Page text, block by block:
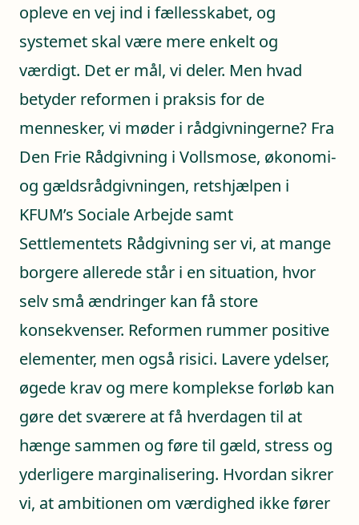
opleve en vej ind i fællesskabet, og
systemet skal være mere enkelt og
værdigt. Det er mål, vi deler. Men hvad
betyder reformen i praksis for de
mennesker, vi møder i rådgivningerne? Fra
Den Frie Rådgivning i Vollsmose, økonomi-
og gældsrådgivningen, retshjælpen i
KFUM’s Sociale Arbejde samt
Settlementets Rådgivning ser vi, at mange
borgere allerede står i en situation, hvor
selv små ændringer kan få store
konsekvenser. Reformen rummer positive
elementer, men også risici. Lavere ydelser,
øgede krav og mere komplekse forløb kan
gøre det sværere at få hverdagen til at
hænge sammen og føre til gæld, stress og
yderligere marginalisering. Hvordan sikrer
vi, at ambitionen om værdighed ikke fører